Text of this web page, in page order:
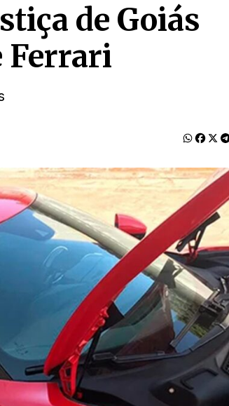
de Goiás
Ferrari